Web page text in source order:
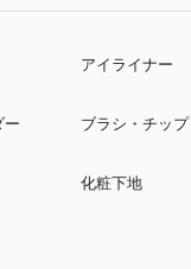
アイライナー
ー ブラシ・チップ
化粧下地